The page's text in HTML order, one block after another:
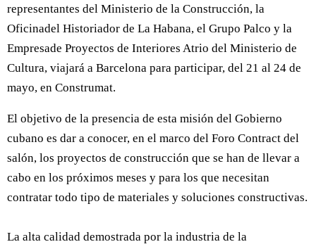
representantes del Ministerio de la Construcción, la
Oficinadel Historiador de La Habana, el Grupo Palco y la
Empresade Proyectos de Interiores Atrio del Ministerio de
Cultura, viajará a Barcelona para participar, del 21 al 24 de
mayo, en Construmat.
El objetivo de la presencia de esta misión del Gobierno
cubano es dar a conocer, en el marco del Foro Contract del
salón, los proyectos de construcción que se han de llevar a
cabo en los próximos meses y para los que necesitan
contratar todo tipo de materiales y soluciones constructivas.
La alta calidad demostrada por la industria de la